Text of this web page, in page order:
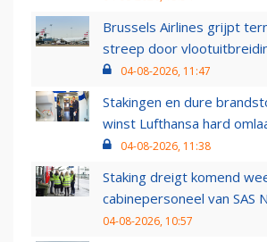
Brussels Airlines grijpt
streep door
04-08-2026, 11:47
Stakingen en dure
winst Lufthansa hard
04-08-2026, 11:38
Staking dreigt komend
cabinepersoneel van SAS
04-08-2026, 10:57